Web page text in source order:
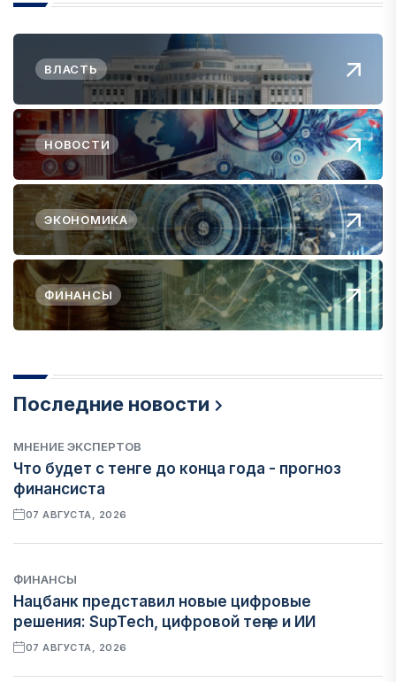
ВЛАСТЬ
НОВОСТИ
ЭКОНОМИКА
ФИНАНСЫ
Последние новости
МНЕНИЕ ЭКСПЕРТОВ
Что будет с тенге до конца года - прогноз
финансиста
07 АВГУСТА, 2026
ФИНАНСЫ
Нацбанк представил новые цифровые
решения: SupTech, цифровой теңге и ИИ
07 АВГУСТА, 2026